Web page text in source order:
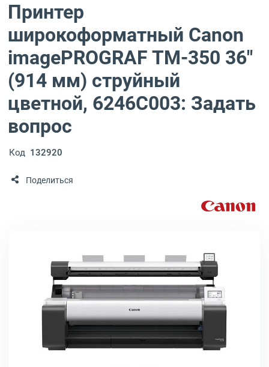
Принтер
широкоформатный Canon
imagePROGRAF TM-350 36"
(914 мм) струйный
цветной, 6246C003: Задать
вопрос
Код 132920
Поделиться